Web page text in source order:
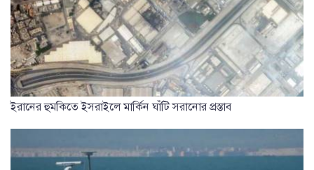
ইরানের হুমকিতে ইসরাইলে মার্কিন ঘাঁটি সরানোর প্রস্তাব